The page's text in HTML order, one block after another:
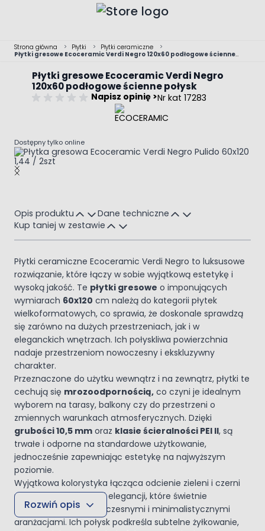
Strona główna > Płytki > Płytki ceramiczne
>
Płytki gresowe Ecoceramic Verdi Negro 120x60 podłogowe ścienne
Płytki gresowe Ecoceramic Verdi Negro
120x60 podłogowe ścienne połysk
Napisz opinię >Nr kat 17283
Dostępny tylko online
Main image
Click to view image in fullscreen
Opis produktu
Dane techniczne
Kup taniej w zestawie
Płytki ceramiczne Ecoceramic Verdi Negro to luksusowe
rozwiązanie, które łączy w sobie wyjątkową estetykę i
wysoką jakość. Te płytki gresowe o imponujących
wymiarach 60x120 cm należą do kategorii płytek
wielkoformatowych, co sprawia, że doskonale sprawdzą
się zarówno na dużych przestrzeniach, jak i w
eleganckich wnętrzach. Ich połyskliwa powierzchnia
nadaje przestrzeniom nowoczesny i ekskluzywny
charakter.
Przeznaczone do użytku wewnątrz i na zewnątrz, płytki te
cechują się mrozoodpornością, co czyni je idealnym
wyborem na tarasy, balkony czy do przestrzeni o
zmiennych warunkach atmosferycznych. Dzięki
grubości 10,5 mm oraz klasie ścieralności PEI II, są
trwałe i odporne na standardowe użytkowanie,
jednocześnie zapewniając estetykę na najwyższym
poziomie.
Wyjątkowa kolorystyka łącząca odcienie zieleni i czerni
nadaje płytkom głębi i elegancji, które świetnie
komponują się z nowoczesnymi i minimalistycznymi
aranżacjami. Ich połysk podkreśla subtelne żyłkowanie,
Rozwiń opis